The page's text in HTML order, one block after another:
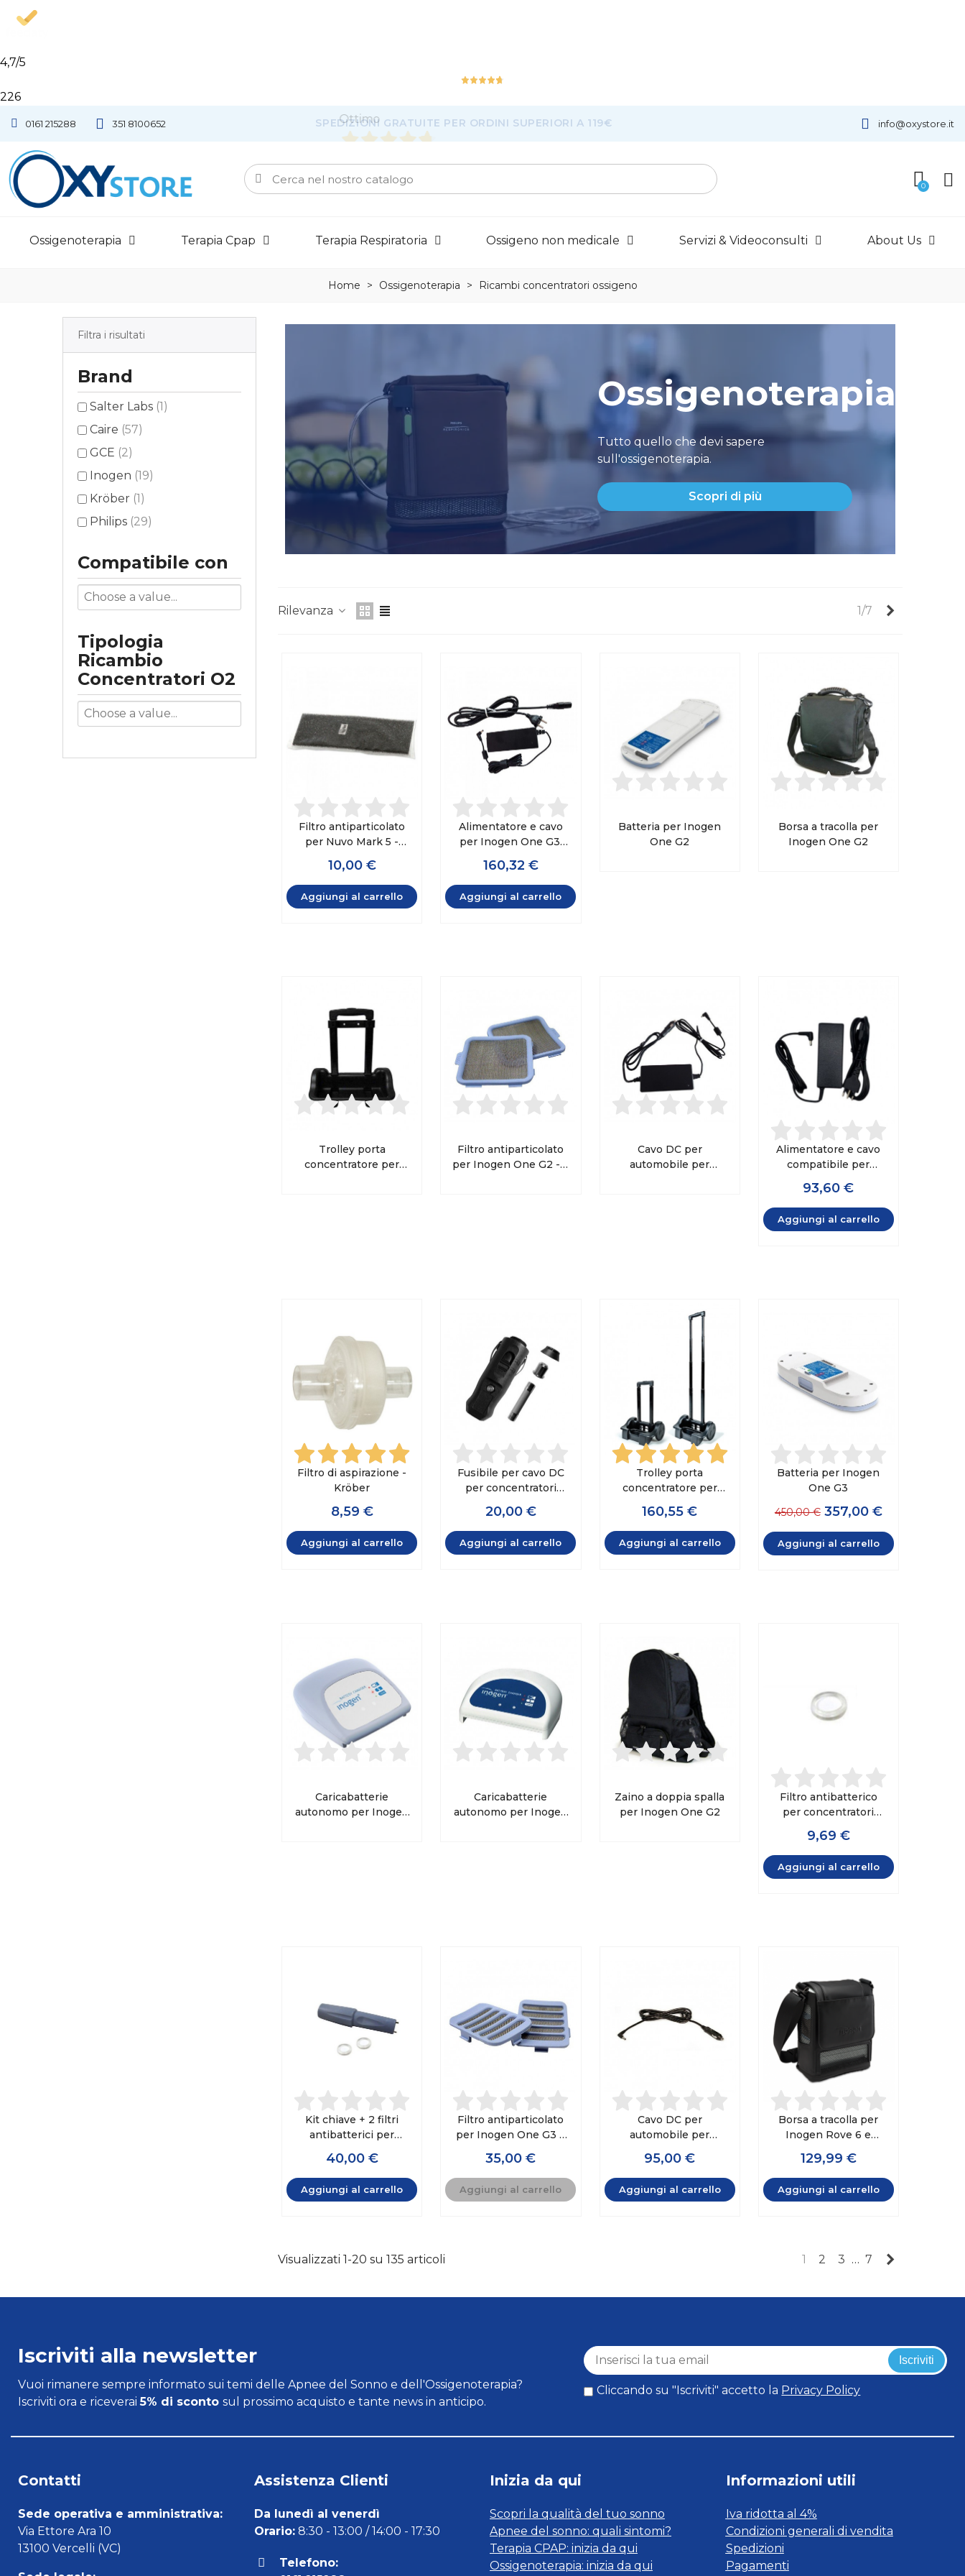
4,7/5
226
0161 215288 351 8100652 Ottimo
Recensioni
info@oxystore.it
Ossigenoterapia Terapia Cpap Terapia Respiratoria Ossigeno non medicale Servizi & Videoconsulti About Us
Home > Ossigenoterapia > Ricambi concentratori ossigeno
Filtra i risultati
Brand
Salter Labs (1)
Caire (57)
GCE (2)
Inogen (19)
Kröber (1)
Philips (29)
Compatibile con
Tipologia
Ricambio
Concentratori O2
Ossigenoterapia
Tutto quello che devi sapere
sull'ossigenoterapia.
Scopri di più
Rilevanza 1/7
Filtro antiparticolato
per Nuvo Mark 5 -
10,00 €
Aggiungi al carrello
Alimentatore e cavo
per Inogen One G3,
6
160,32 €
Aggiungi al carrello
Batteria per Inogen
One G2
Borsa a tracolla per
Inogen One G2
Trolley porta
concentratore per
Filtro antiparticolato
per Inogen One G2 - 2
Cavo DC per
automobile per
Alimentatore e cavo
compatibile per
93,60 €
Aggiungi al carrello
Filtro di aspirazione -
Kröber
8,59 €
Aggiungi al carrello
Fusibile per cavo DC
per concentratori
20,00 €
Aggiungi al carrello
Trolley porta
concentratore per
G3 e One G5
160,55 €
Aggiungi al carrello
Batteria per Inogen
One G3
450,00 € 357,00 €
Aggiungi al carrello
Caricabatterie
autonomo per Inogen
Caricabatterie
autonomo per Inogen
Zaino a doppia spalla
per Inogen One G2
Filtro antibatterico
per concentratori
9,69 €
Aggiungi al carrello
Kit chiave + 2 filtri
antibatterici per
G5
40,00 €
Aggiungi al carrello
Filtro antiparticolato
per Inogen One G3 a
35,00 €
Aggiungi al carrello
Cavo DC per
automobile per
G5 e per Inogen Rove
6
95,00 €
Aggiungi al carrello
Borsa a tracolla per
Inogen Rove 6 e
129,99 €
Aggiungi al carrello
Visualizzati 1-20 su 135 articoli 1 2 3 … 7
Iscriviti alla newsletter
Vuoi rimanere sempre informato sui temi delle Apnee del Sonno e dell'Ossigenoterapia?
Iscriviti ora e riceverai5% di sconto sul prossimo acquisto e tante news in anticipo.
Iscriviti
Cliccando su "Iscriviti" accetto la Privacy Policy
Contatti
Sede operativa e amministrativa:
Via Ettore Ara 10
13100 Vercelli (VC)
Assistenza Clienti
Da lunedì al venerdì
Orario:8:30 - 13:00 / 14:00 - 17:30
Telefono:
Inizia da qui
Scopri la qualità del tuo sonno
Apnee del sonno: quali sintomi?
Terapia CPAP: inizia da qui
Ossigenoterapia: inizia da qui
Informazioni utili
Iva ridotta al 4%
Condizioni generali di vendita
Spedizioni
Pagamenti